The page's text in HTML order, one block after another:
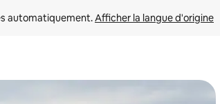
automatiquement. Afficher la langue d'origine